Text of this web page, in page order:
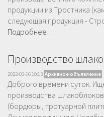
продукции из Тростника
следующая продукция -
Подробнее…
Производство
2022-03-16 10:13 Архивное объявление
Доброго времени суток.
производства
(бордюры, тротуарной